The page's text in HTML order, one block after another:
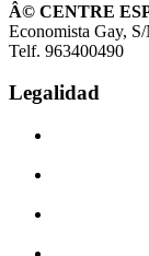
Â© CENTRE
Economista Gay,
Telf. 963400490
Legalidad